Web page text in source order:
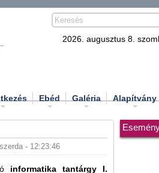
2026. augusztus 8.
Ebéd Galéria Alapítvány
- 12:23:46
informatika tantárgy I.